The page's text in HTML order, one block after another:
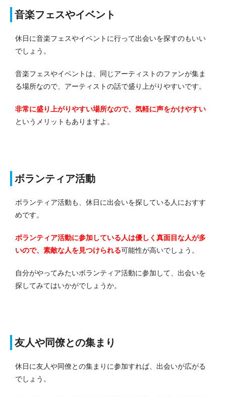
音楽フェスやイベント
休日に音楽フェスやイベントに行って出会いを探すのもいい
でしょう。
音楽フェスやイベントは、同じアーティストのファンが集ま
る場所なので、アーティストの話で盛り上がりやすいです。
非常に盛り上がりやすい場所なので、気軽に声をかけやすい
というメリットもありますよ。
ボランティア活動
ボランティア活動も、休日に出会いを探している人におすす
めです。
ボランティア活動に参加している人は優しく真面目な人が多
いので、素敵な人を見つけられる可能性が高いでしょう。
自分がやってみたいボランティア活動に参加して、出会いを
探してみてはいかがでしょうか。
友人や同僚との集まり
休日に友人や同僚との集まりに参加すれば、出会いが広がる
でしょう。